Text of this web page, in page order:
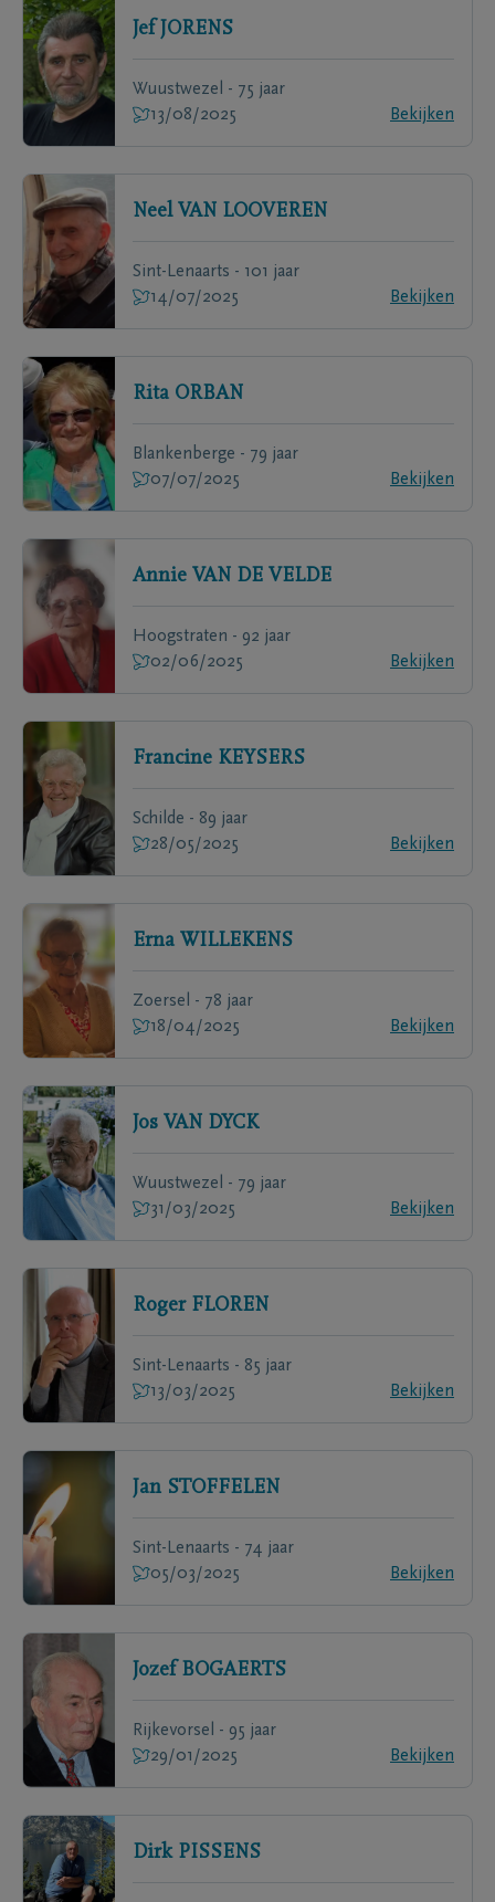
Jef JORENS
Wuustwezel - 75 jaar
13/08/2025
Bekijken
Neel VAN LOOVEREN
Sint-Lenaarts - 101 jaar
14/07/2025
Bekijken
Rita ORBAN
Blankenberge - 79 jaar
07/07/2025
Bekijken
Annie VAN DE VELDE
Hoogstraten - 92 jaar
02/06/2025
Bekijken
Francine KEYSERS
Schilde - 89 jaar
28/05/2025
Bekijken
Erna WILLEKENS
Zoersel - 78 jaar
18/04/2025
Bekijken
Jos VAN DYCK
Wuustwezel - 79 jaar
31/03/2025
Bekijken
Roger FLOREN
Sint-Lenaarts - 85 jaar
13/03/2025
Bekijken
Jan STOFFELEN
Sint-Lenaarts - 74 jaar
05/03/2025
Bekijken
Jozef BOGAERTS
Rijkevorsel - 95 jaar
29/01/2025
Bekijken
Dirk PISSENS